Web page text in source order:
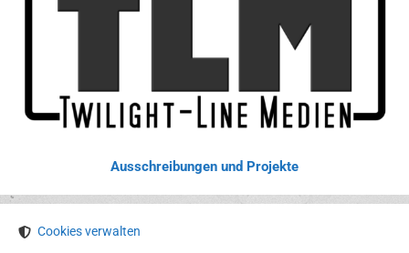
Ausschreibungen und Projekte
Cookies verwalten